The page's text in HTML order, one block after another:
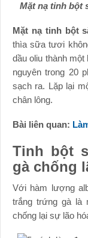
Mặt nạ tinh bột
Mặt nạ tinh bột
thìa sữa tươi
dầu oliu thành
nguyên trong 20
sạch ra. Lặp lại
chân lông.
Bài liên quan:
Tinh bột
gà chống
Với hàm lượng
trắng trứng gà là
chống lại sự lão